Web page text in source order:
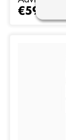
€599,00